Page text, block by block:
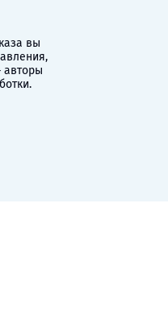
вы
авторы